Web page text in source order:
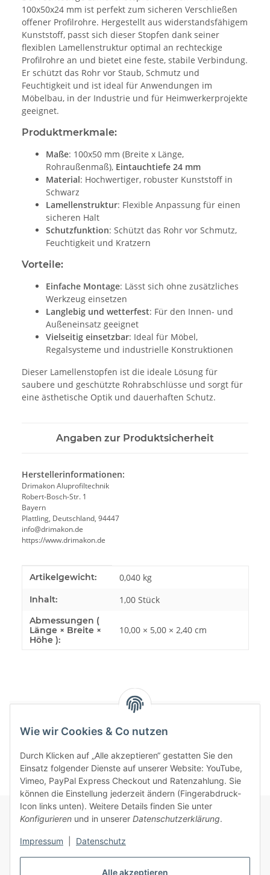
Alle akzeptieren
Wie wir Cookies & Co nutzen
Durch Klicken auf „Alle akzeptieren“ gestatten Sie den
Einsatz folgender Dienste auf unserer Website: YouTube,
Vimeo, PayPal Express Checkout und Ratenzahlung. Sie
können die Einstellung jederzeit ändern (Fingerabdruck-
Icon links unten). Weitere Details finden Sie unter
Konfigurieren und in unserer Datenschutzerklärung.
Impressum Datenschutz
100x50x24 mm ist perfekt zum sicheren Verschließen
offener Profilrohre. Hergestellt aus widerstandsfähigem
Kunststoff, passt sich dieser Stopfen dank seiner
flexiblen Lamellenstruktur optimal an rechteckige
Profilrohre an und bietet eine feste, stabile Verbindung.
Er schützt das Rohr vor Staub, Schmutz und
Feuchtigkeit und ist ideal für Anwendungen im
Möbelbau, in der Industrie und für Heimwerkerprojekte
geeignet.
Produktmerkmale:
Maße: 100x50 mm (Breite x Länge,
Rohraußenmaß), Eintauchtiefe 24 mm
Material: Hochwertiger, robuster Kunststoff in
Schwarz
Lamellenstruktur: Flexible Anpassung für einen
sicheren Halt
Schutzfunktion: Schützt das Rohr vor Schmutz,
Feuchtigkeit und Kratzern
Vorteile:
Einfache Montage: Lässt sich ohne zusätzliches
Werkzeug einsetzen
Langlebig und wetterfest: Für den Innen- und
Außeneinsatz geeignet
Vielseitig einsetzbar: Ideal für Möbel,
Regalsysteme und industrielle Konstruktionen
Dieser Lamellenstopfen ist die ideale Lösung für
saubere und geschützte Rohrabschlüsse und sorgt für
eine ästhetische Optik und dauerhaften Schutz.
Angaben zur Produktsicherheit
Herstellerinformationen:
Drimakon Aluprofiltechnik
Robert-Bosch-Str. 1
Bayern
Plattling, Deutschland, 94447
info@drimakon.de
https://www.drimakon.de
Produkteigenschaft
Wert
Artikelgewicht: 0,040 kg
Inhalt: 1,00 Stück
Abmessungen (
Länge × Breite ×
Höhe ):
10,00 × 5,00 × 2,40 cm
Informationen